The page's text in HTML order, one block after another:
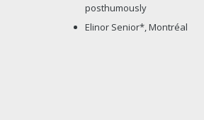
posthumously
Elinor Senior*, Montréal